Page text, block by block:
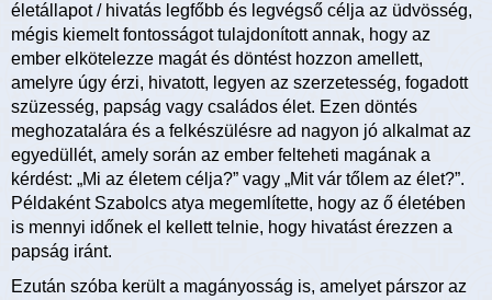
életállapot / hivatás legfőbb és legvégső célja az üdvösség,
mégis kiemelt fontosságot tulajdonított annak, hogy az
ember elkötelezze magát és döntést hozzon amellett,
amelyre úgy érzi, hivatott, legyen az szerzetesség, fogadott
szüzesség, papság vagy családos élet. Ezen döntés
meghozatalára és a felkészülésre ad nagyon jó alkalmat az
egyedüllét, amely során az ember felteheti magának a
kérdést: „Mi az életem célja?” vagy „Mit vár tőlem az élet?”.
Példaként Szabolcs atya megemlítette, hogy az ő életében
is mennyi időnek el kellett telnie, hogy hivatást érezzen a
papság iránt.
Ezután szóba került a magányosság is, amelyet párszor az